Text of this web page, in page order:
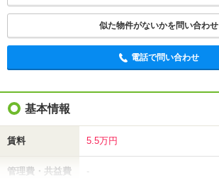
似た物件がないかを問い合わせ
電話で問い合わせ
基本情報
賃料 5.5万円
管理費・共益費 -